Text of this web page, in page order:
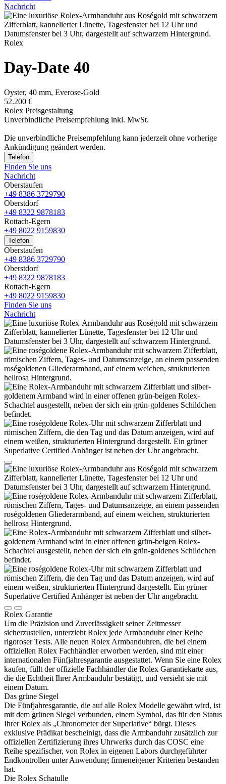
Nachricht
Rolex
Day-Date 40
Oyster, 40 mm, Everose-Gold
52.200 €
Rolex Preisgestaltung
Unverbindliche Preisempfehlung inkl. MwSt.
Die unverbindliche Preis­empfehlung kann jederzeit ohne vorherige
Ankündigung geändert werden.
Telefon
Finden Sie uns
Nachricht
Oberstaufen
+49 8386 3729790
Oberstdorf
+49 8322 9878183
Rottach-Egern
+49 8022 9159830
Telefon
Oberstaufen
+49 8386 3729790
Oberstdorf
+49 8322 9878183
Rottach-Egern
+49 8022 9159830
Finden Sie uns
Nachricht
Rolex Garantie
Um die Präzision und Zuverlässigkeit seiner Zeitmesser
sicherzustellen, unterzieht Rolex jede Armbanduhr einer Reihe
rigoroser Tests. Alle neuen Rolex Armbanduhren, die bei einem
offiziellen Rolex Fachhändler erworben werden, sind mit einer
internationalen Fünfjahres­garantie ausgestattet. Wenn Sie eine Rolex
kaufen, füllt der offizielle Fachhändler die Rolex Garantiekarte aus,
die die Echtheit Ihrer Armbanduhr bestätigt, und versieht sie mit
einem Datum.
Das grüne Siegel
Die Fünfjahresgarantie, die auf alle Rolex Modelle gewährt wird, ist
mit dem grünen Siegel verbunden, einem Symbol, das für den Status
IhrerRolex als „Chronometer der Superlative“ bürgt. Dieses
exklusive Prädikat bescheinigt, dass die Armbanduhr zusätzlich zur
offiziellen Zertifizierung ihres Uhrwerks durch das COSC eine
Reihe spezifischer, von Rolex in eigenen Labors durchgeführter
Endkontrollen unter Anwendung firmeneigener Kriterien bestanden
hat.
Die Rolex Schatulle